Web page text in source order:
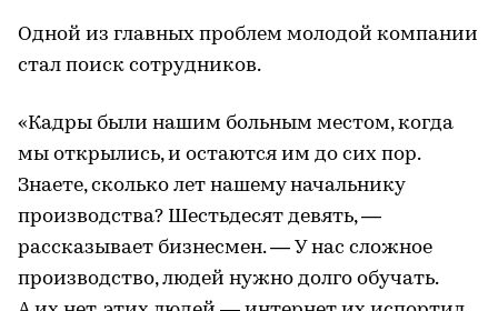
Одной из главных проблем молодой компании
стал поиск сотрудников.
«Кадры были нашим больным местом, когда
мы открылись, и остаются им до сих пор.
Знаете, сколько лет нашему начальнику
производства? Шестьдесят девять, —
рассказывает бизнесмен. — У нас сложное
производство, людей нужно долго обучать.